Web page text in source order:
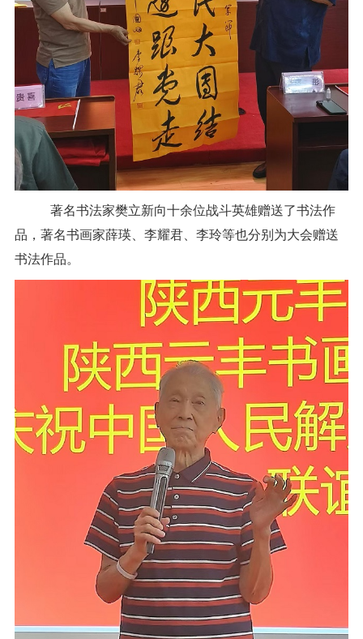
著名书法家樊立新向十余位战斗英雄赠送了书法作
品，著名书画家薛瑛、李耀君、李玲等也分别为大会赠送
书法作品。